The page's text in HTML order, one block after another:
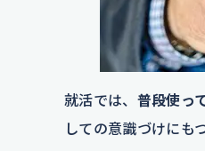
就活では、 普段使っ
しての意識づけにも